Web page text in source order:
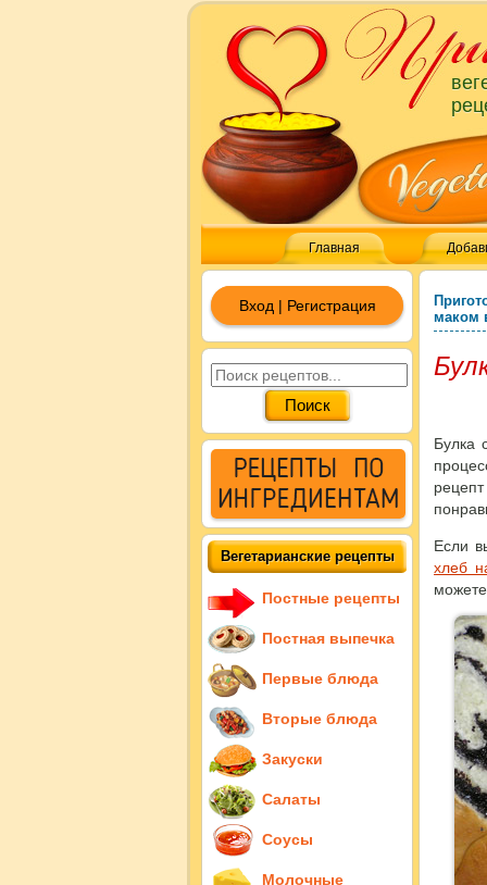
Главная
маком
Булка
Если
хлеб
можете
Вход | Регистрация
Вегетарианские рецепты
Постные рецепты
Постная выпечка
Первые блюда
Вторые блюда
Закуски
Салаты
Соусы
Молочные